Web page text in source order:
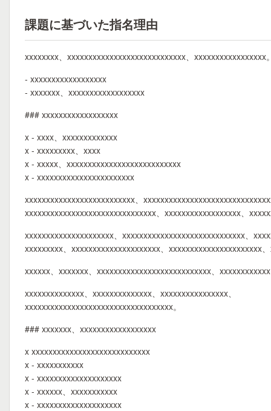
課題に基づいた指名理由
xxxxxxxx、xxxxxxxxxxxxxxxxxxxxxxxxxxxx、xxxxxxxxxxxxxxxxx。
- xxxxxxxxxxxxxxxxxx
- xxxxxxx、xxxxxxxxxxxxxxxxxx
### xxxxxxxxxxxxxxxxxx
x - xxxx、xxxxxxxxxxxxx
x - xxxxxxxxx、xxxx
x - xxxxx、xxxxxxxxxxxxxxxxxxxxxxxxxxx
x - xxxxxxxxxxxxxxxxxxxxxxx
xxxxxxxxxxxxxxxxxxxxxxxxxx、
xxxxxxxxxxxxxxxxxxxxxxxxxxxxxxx、xxxxxxxxxxxxxxxxxx、
xxxxxxxxxxxxxxxxxxxxx、xxxxxxxxxxxxxxxxxxxxxxxxxxxxx、
xxxxxxxxx、xxxxxxxxxxxxxxxxxxxxx、xxxxxxxxxxxxxxxxxxxxxx
xxxxxx、xxxxxxx、xxxxxxxxxxxxxxxxxxxxxxxxxxx、
xxxxxxxxxxxxxx、xxxxxxxxxxxxxx、xxxxxxxxxxxxxxxx、
xxxxxxxxxxxxxxxxxxxxxxxxxxxxxxxxxxx。
### xxxxxxx、xxxxxxxxxxxxxxxxxx
x xxxxxxxxxxxxxxxxxxxxxxxxxxxx
x - xxxxxxxxxxx
x - xxxxxxxxxxxxxxxxxxxx
x - xxxxxx、xxxxxxxxxxx
x - xxxxxxxxxxxxxxxxxxxx